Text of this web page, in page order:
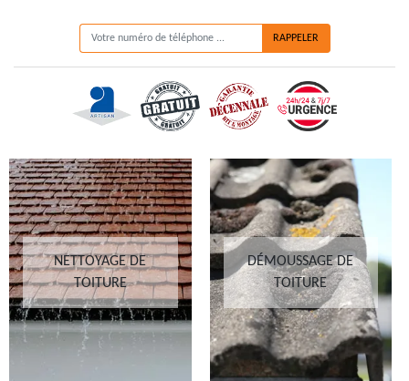
NETTOYAGE DE
TOITURE
DÉMOUSSAGE DE
TOITURE